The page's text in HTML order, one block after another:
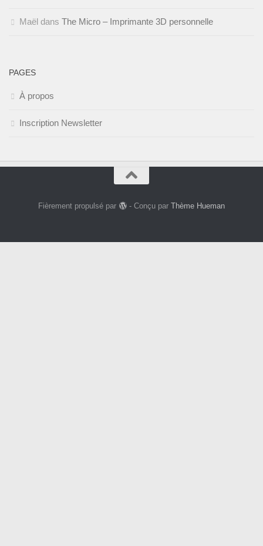
Maël dans The Micro – Imprimante 3D personnelle
PAGES
À propos
Inscription Newsletter
Fièrement propulsé par - Conçu par Thème Hueman